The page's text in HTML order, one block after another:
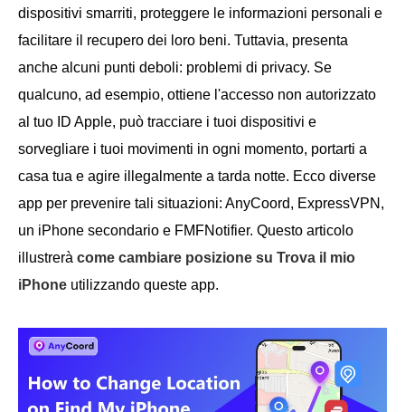
dispositivi smarriti, proteggere le informazioni personali e
facilitare il recupero dei loro beni. Tuttavia, presenta
anche alcuni punti deboli: problemi di privacy. Se
qualcuno, ad esempio, ottiene l'accesso non autorizzato
al tuo ID Apple, può tracciare i tuoi dispositivi e
sorvegliare i tuoi movimenti in ogni momento, portarti a
casa tua e agire illegalmente a tarda notte. Ecco diverse
app per prevenire tali situazioni: AnyCoord, ExpressVPN,
un iPhone secondario e FMFNotifier. Questo articolo
illustrerà come cambiare posizione su Trova il mio
iPhone utilizzando queste app.